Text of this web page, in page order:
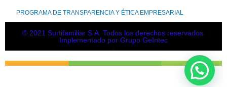
PROGRAMA DE TRANSPARENCIA Y ÉTICA EMPRESARIAL
© 2021 Surtifamiliar S.A. Todos los derechos reservados.
Implementado por Grupo GeIntec
.